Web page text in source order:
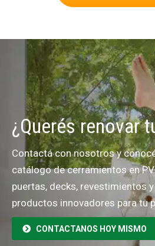
¿Querés renovar
Contactá con nosotros y
catálogo de cerramientos en
puertas, decks, revestimientos
productos innovadores para tu
CONTACTANOS HOY MISMO